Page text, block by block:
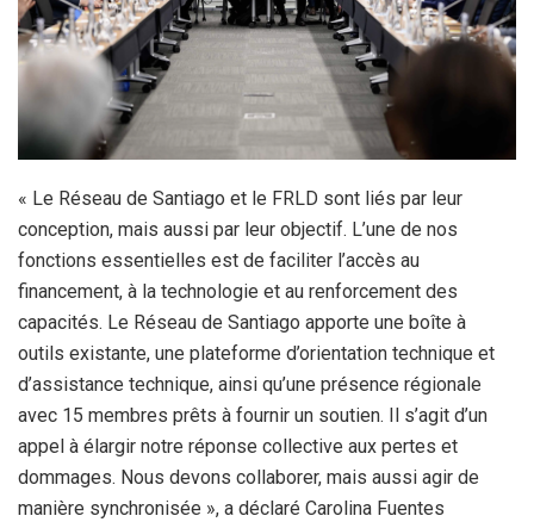
« Le Réseau de Santiago et le FRLD sont liés par leur
conception, mais aussi par leur objectif. L’une de nos
fonctions essentielles est de faciliter l’accès au
financement, à la technologie et au renforcement des
capacités. Le Réseau de Santiago apporte une boîte à
outils existante, une plateforme d’orientation technique et
d’assistance technique, ainsi qu’une présence régionale
avec 15 membres prêts à fournir un soutien. Il s’agit d’un
appel à élargir notre réponse collective aux pertes et
dommages. Nous devons collaborer, mais aussi agir de
manière synchronisée », a déclaré Carolina Fuentes